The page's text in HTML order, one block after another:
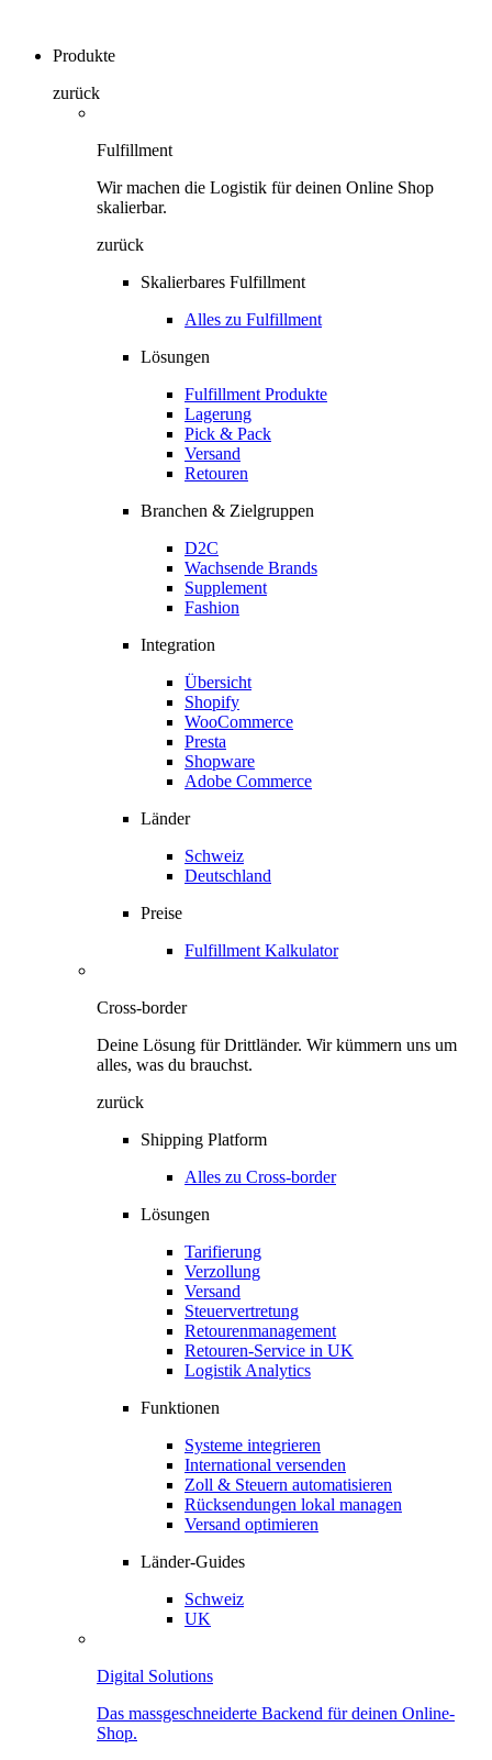
Produkte
zurück
Fulfillment
Wir machen die Logistik für deinen Online Shop
skalierbar.
zurück
Skalierbares Fulfillment
Alles zu Fulfillment
Lösungen
Fulfillment Produkte
Lagerung
Pick & Pack
Versand
Retouren
Branchen & Zielgruppen
D2C
Wachsende Brands
Supplement
Fashion
Integration
Übersicht
Shopify
WooCommerce
Presta
Shopware
Adobe Commerce
Länder
Schweiz
Deutschland
Preise
Fulfillment Kalkulator
Cross-border
Deine Lösung für Drittländer. Wir kümmern uns um
alles, was du brauchst.
zurück
Shipping Platform
Alles zu Cross-border
Lösungen
Tarifierung
Verzollung
Versand
Steuervertretung
Retourenmanagement
Retouren-Service in UK
Logistik Analytics
Funktionen
Systeme integrieren
International versenden
Zoll & Steuern automatisieren
Rücksendungen lokal managen
Versand optimieren
Länder-Guides
Schweiz
UK
Digital Solutions
Das massgeschneiderte Backend für deinen Online-
Shop.